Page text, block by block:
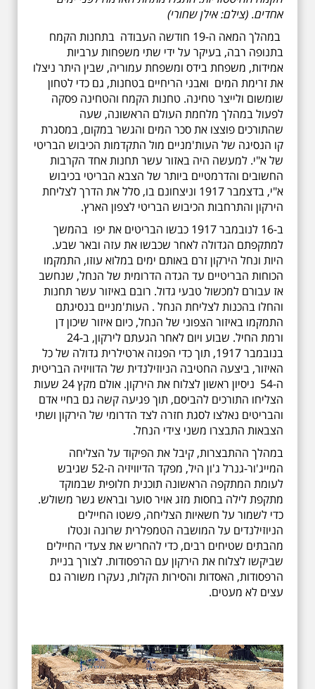
אחדים. (צילם: אילן שחורי)
במהלך המאה ה-19 חודשה העבודה בתחנות הקמח
בתנופה רבה, בעיקר על ידי שתי משפחות ערביות
אמידות, משפחת בידס ומשפחת עמוריה, שבין היתר ניצלו
את זרימת המים ואבני הריחיים בטחנות, גם כדי לטחון
שומשום ולייצר טחינה. טחנות הקמח והטחינה פסקה
לפעול במהלך מלחמת העולם הראשונה, שעה
שהתורכים פוצצו את סכר המים והגשר במקום, במסגרת
קו הנסיגה של העות'מניים מול התקדמות הכיבוש הבריטי
של א"י. למעשה היה באזור עשר תחנות אחד הקרבות
החשובים והדרמטיים ביותר של הצבא הבריטי בכיבוש
א"י, בדצמבר 1917 וניצחונם בו, סלל את הדרך לצליחת
הירקון והתרחבות הכיבוש הבריטי לצפון הארץ.
ב-16 לנובמבר 1917 כבשו הבריטים את יפו בהמשך
למתקפתם הגדולה לאחר שכבשו את עזה ובאר שבע.
היות ונחל הירקון זרם באותם ימים במלוא עוזו, התמקמו
הכוחות הבריטיים עד הגדה הדרומית של הנחל, שנחשב
אז עבורם למכשול טבעי גדול. רובם באיזור עשר תחנות
והחלו בהכנות לצליחת הנחל . העות'מניים בנסיגתם
התמקמו באיזור הצפוני של הנחל, כיום איזור שיכון דן
ורמת החיל. שבוע ויום לאחר הגעתם לירקון, ב-24
בנובמבר 1917, תוך כדי הפגזה ארטילרית גדולה של כל
האיזור, ביצעה החטיבה הניוזילנדית של הדוויזיה הבריטית
ה-54 ניסיון ראשון לצלוח את הירקון. אולם מקץ 24 שעות
הצליחו התורכים להביסם, תוך פגיעה קשה גם בחיי אדם
והבריטים נאלצו לסגת חזרה לצד הדרומי של הירקון ושתי
הצבאות התבצרו משני צידי הנחל.
במהלך ההתבצרות, קיבל את הפיקוד על הצליחה
המייג'ור-גנרל ג'ון היל, מפקד הדיוויזיה ה-52 שגיבש
לעומת המתקפה הראשונה תוכנית חלופית שבמוקד
מתקפת לילה בחסות מזג אויר סוער ובראש גשר משולש.
כדי לשמור על חשאיות הצליחה, פשטו החיילים
הניוזילנדים על המושבה הטמפלרית שרונה ונטלו
מהבתים שטיחים רבים, כדי להחריש את צעדי החיילים
שביקשו לצלוח את הירקון עם הרפסודות. לצורך בניית
הרפסודות, האסדות והסירות הקלות, נעקרו משורה גם
עצים לא מעטים.